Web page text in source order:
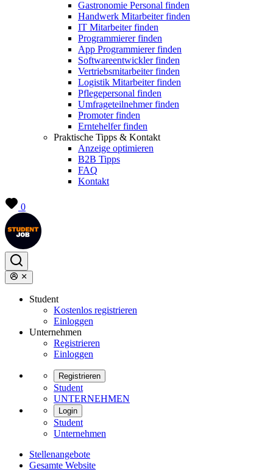
Gastronomie Personal finden
Handwerk Mitarbeiter finden
IT Mitarbeiter finden
Programmierer finden
App Programmierer finden
Softwareentwickler finden
Vertriebsmitarbeiter finden
Logistik Mitarbeiter finden
Pflegepersonal finden
Umfrageteilnehmer finden
Promoter finden
Erntehelfer finden
Praktische Tipps & Kontakt
Anzeige optimieren
B2B Tipps
FAQ
Kontakt
0
Student
Kostenlos registrieren
Einloggen
Unternehmen
Registrieren
Einloggen
Registrieren
Student
UNTERNEHMEN
Login
Student
Unternehmen
Stellenangebote
Gesamte Website